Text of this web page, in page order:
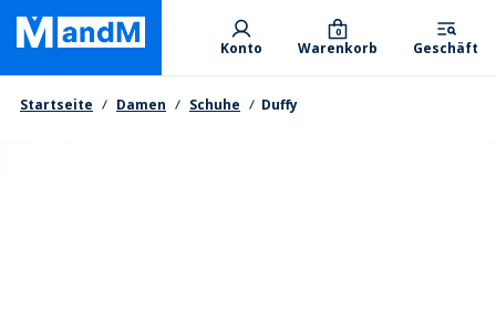
Skip
main
content
Primary departments
Konto Warenkorb
0
Geschäft
Brotkrumen
Startseite Damen Schuhe Duffy